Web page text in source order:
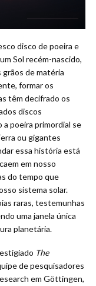
disco de poeira e
Sol recém-nascido,
de matéria
formar os
têm decifrado os
discos
poeira primordial se
ou gigantes
essa história está
em nosso
do tempo que
sistema solar.
raras, testemunhas
uma janela única
planetária.
The
de pesquisadores
em Göttingen,